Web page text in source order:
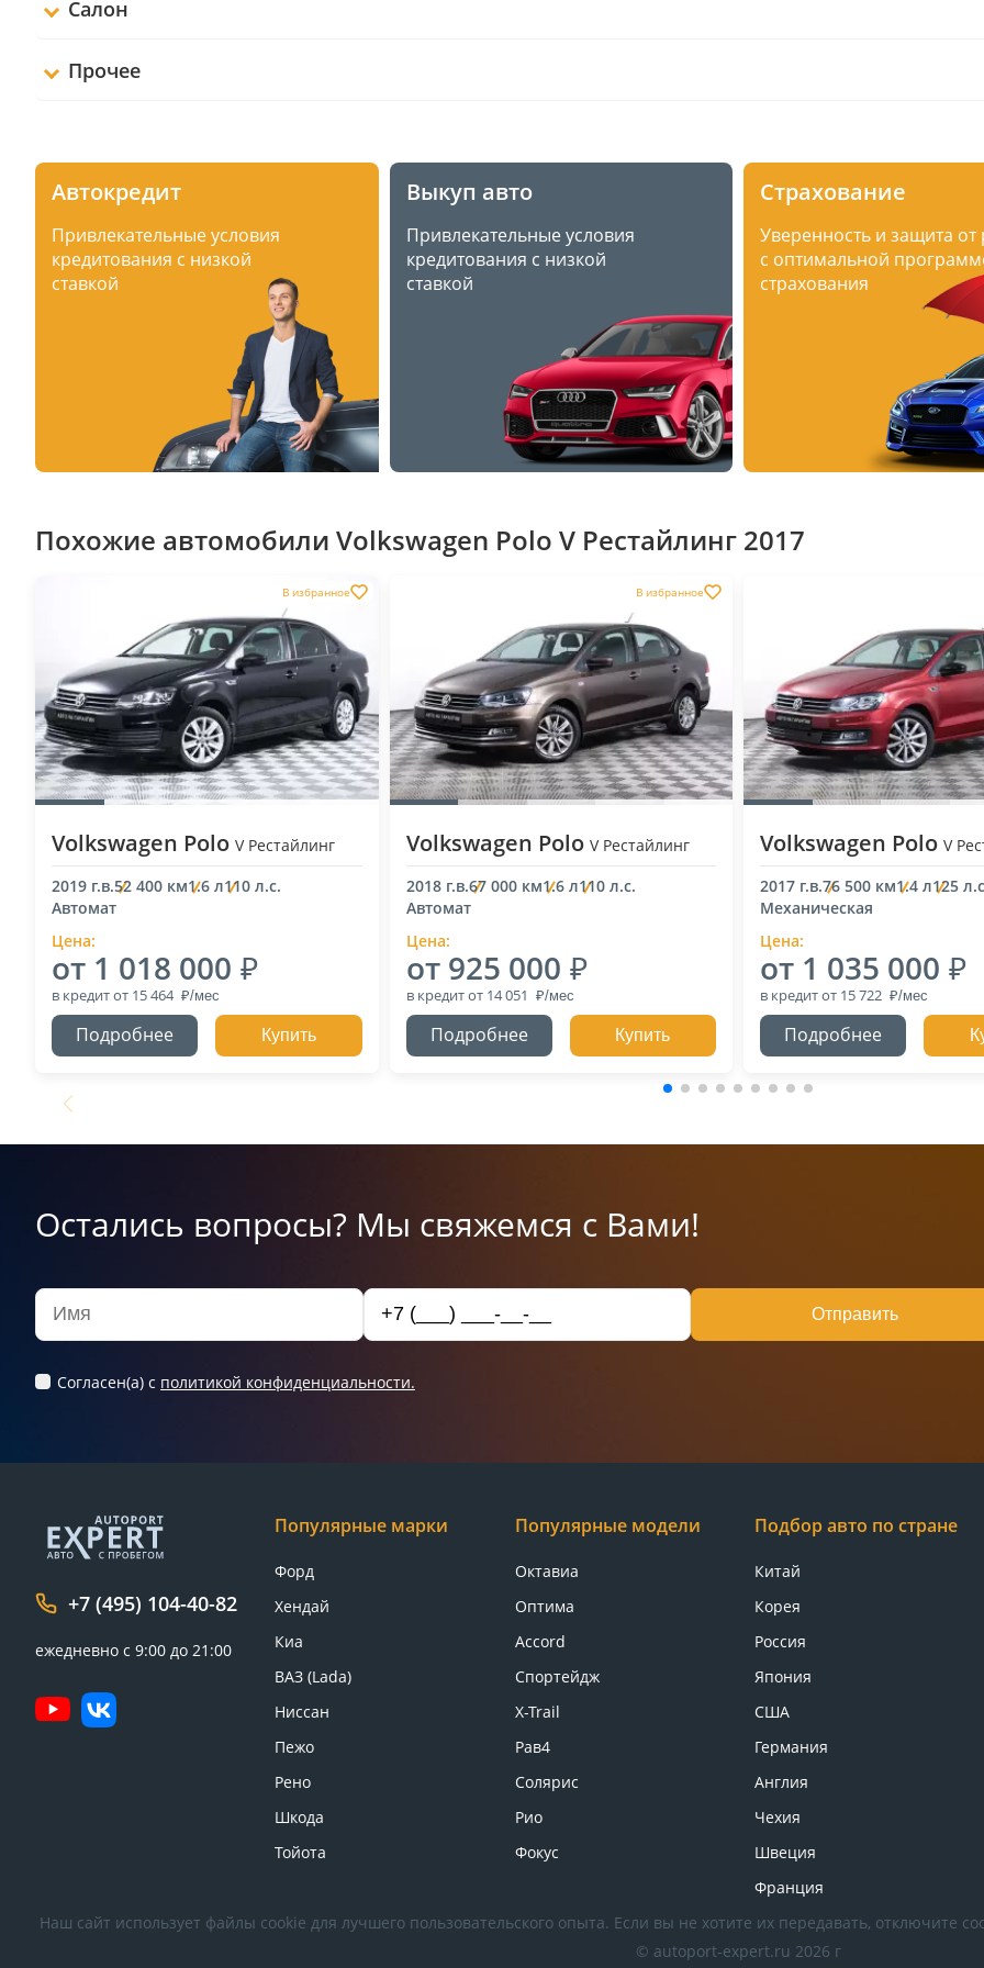
Салон
Прочее
Автокредит
Привлекательные условия
кредитования с низкой
ставкой
Выкуп авто
Привлекательные условия
кредитования с низкой
ставкой
Страхование
Уверенность и защита от
с оптимальной
страхования
Похожие автомобили Volkswagen Polo V Рестайлинг 2017
В избранное
Volkswagen Polo V Рестайлинг
2019 г.в.52 400 км1.6 л110 л.с.
Автомат
Цена:
от 1 018 000
в кредитот 15 464
Подробнее Купить
В избранное
Volkswagen Polo V Рестайлинг
2018 г.в.67 000 км1.6 л110 л.с.
Автомат
Цена:
от 925 000
в кредитот 14 051
Подробнее Купить
Volkswagen Polo V
2017 г.в.76 500 км1.4 л125
Механическая
Цена:
от 1 035 000
в кредитот 15 722
Подробнее
Остались вопросы? Мы свяжемся с Вами!
Отправить
Согласен(а) c политикой конфиденциальности.
+7 (495) 104-40-82
ежедневно с 9:00 до 21:00
Популярные марки
Форд
Хендай
Киа
ВАЗ (Lada)
Ниссан
Пежо
Рено
Шкода
Тойота
Популярные модели
Октавиа
Оптима
Accord
Спортейдж
X-Trail
Рав4
Солярис
Рио
Фокус
Подбор авто по стране
Китай
Корея
Россия
Япония
США
Германия
Англия
Чехия
Швеция
Франция
Наш сайт использует файлы cookie для лучшего пользовательского опыта. Если вы не хотите их передавать, отключите
© autoport-expert.ru 2026 г